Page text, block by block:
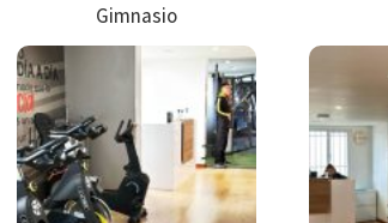
Gimnasio